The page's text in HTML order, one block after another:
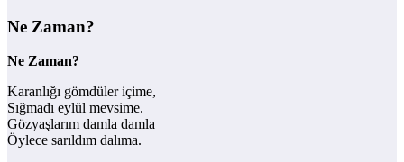
Ne Zaman?
Ne Zaman?
Karanlığı gömdüler içime,
Sığmadı eylül mevsime.
Gözyaşlarım damla damla
Öylece sarıldım dalıma.